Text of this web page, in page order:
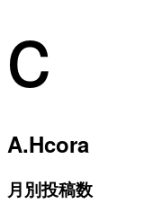
c
A.Hcora
月別投稿数